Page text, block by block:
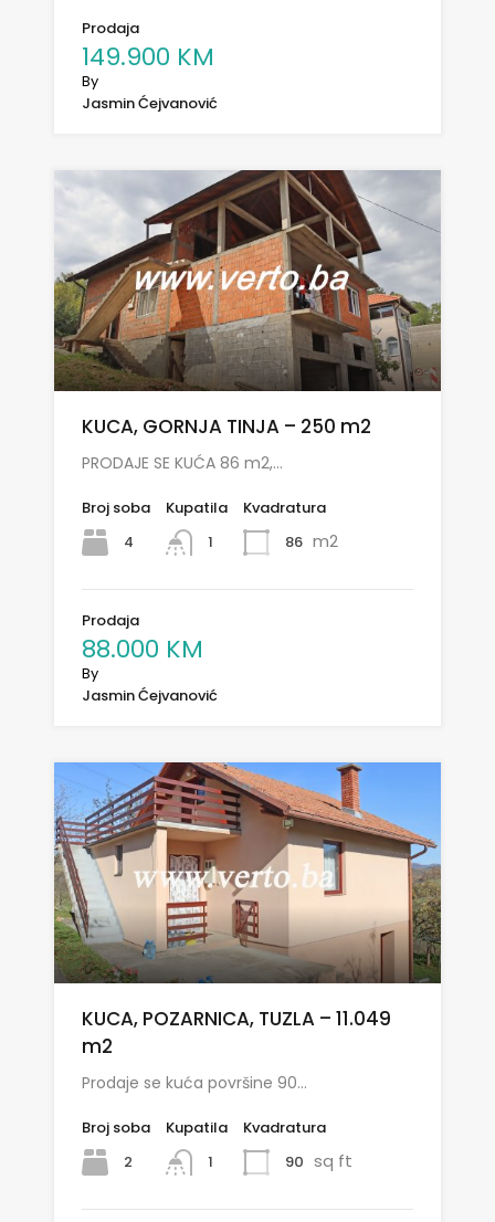
Prodaja
149.900 KM
By
Jasmin Ćejvanović
KUCA, GORNJA TINJA – 250 m2
PRODAJE SE KUĆA 86 m2,…
Broj soba
4
Kupatila
1
Kvadratura
86 m2
Prodaja
88.000 KM
By
Jasmin Ćejvanović
KUCA, POZARNICA, TUZLA – 11.049
m2
Prodaje se kuća površine 90…
Broj soba
2
Kupatila
1
Kvadratura
90 sq ft